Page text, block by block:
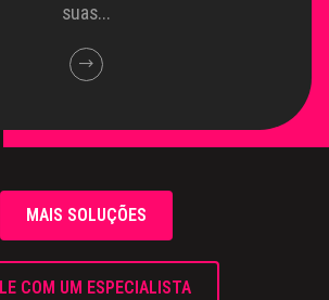
suas...
MAIS SOLUÇÕES
COM UM ESPECIALISTA